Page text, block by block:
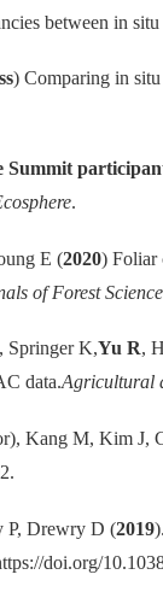
between in
) Comparing in
Summit
.
E (2020) Foliar
of Forest Science
Springer K,Yu R,
data.Agricultural
Kang M, Kim J,
.
P, Drewry D (2019
doi.org/